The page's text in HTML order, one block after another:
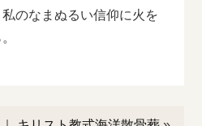
のなまぬるい信仰に火を